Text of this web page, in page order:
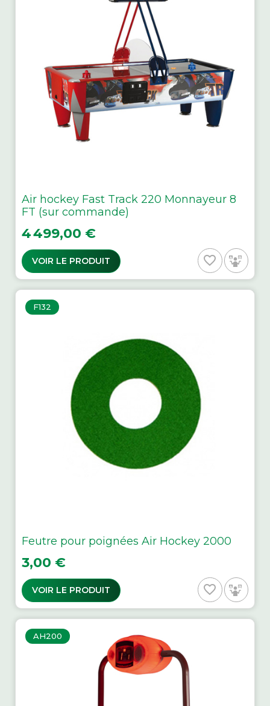
Air hockey Fast Track 220 Monnayeur 8
FT (sur commande)
Prix
4 499,00 €
VOIR LE PRODUIT favorite_border
F132
Feutre pour poignées Air Hockey 2000
Prix
3,00 €
VOIR LE PRODUIT favorite_border
AH200